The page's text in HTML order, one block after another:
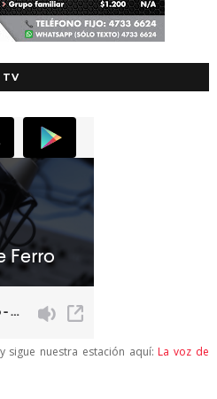
TV
sigue nuestra estación aquí: La voz de